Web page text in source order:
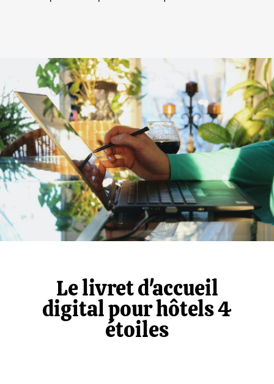
Le livret d'accueil
digital pour hôtels 4
étoiles